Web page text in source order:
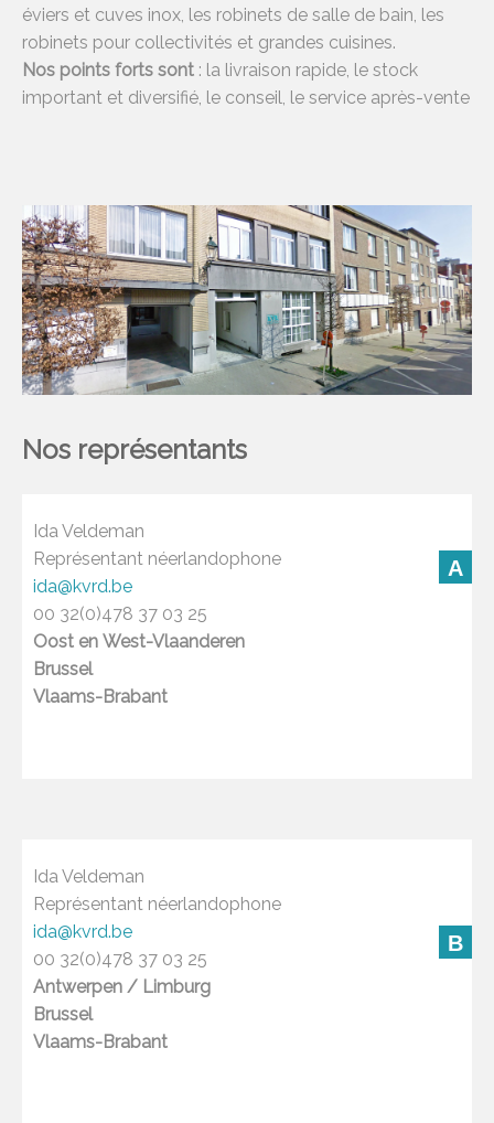
éviers et cuves inox, les robinets de salle de bain, les
robinets pour collectivités et grandes cuisines.
Nos points forts sont : la livraison rapide, le stock
important et diversifié, le conseil, le service après-vente
Nos représentants
Ida Veldeman
Représentant néerlandophone
ida@kvrd.be
00 32(0)478 37 03 25
Oost en West-Vlaanderen
Brussel
Vlaams-Brabant
A
Ida Veldeman
Représentant néerlandophone
ida@kvrd.be
00 32(0)478 37 03 25
Antwerpen / Limburg
Brussel
Vlaams-Brabant
B